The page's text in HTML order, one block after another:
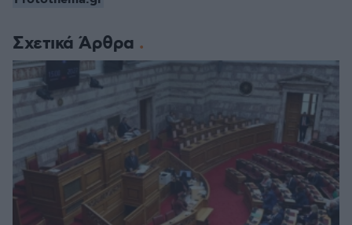
Σχετικά Άρθρα